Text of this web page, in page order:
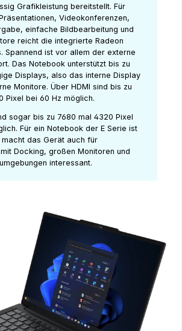
Grafikleistung bereitstellt. Für
Videokonferenzen,
einfache Bildbearbeitung und
reicht die integrierte Radeon
Spannend ist vor allem der externe
Das Notebook unterstützt bis zu
Displays, also das interne Display
Monitore. Über HDMI sind bis zu
Pixel bei 60 Hz möglich.
sogar bis zu 7680 mal 4320 Pixel
Für ein Notebook der E Serie ist
das Gerät auch für
Docking, großen Monitoren und
interessant.